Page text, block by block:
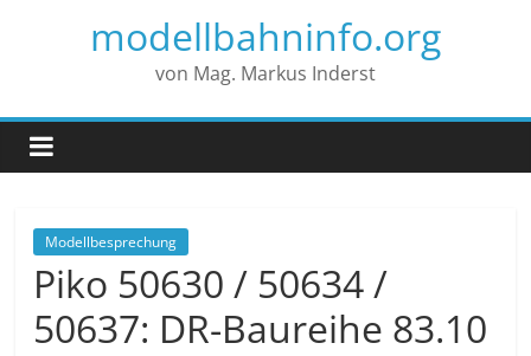
modellbahninfo.org
von Mag. Markus Inderst
Modellbesprechung
Piko 50630 / 50634 /
50637: DR-Baureihe 83.10